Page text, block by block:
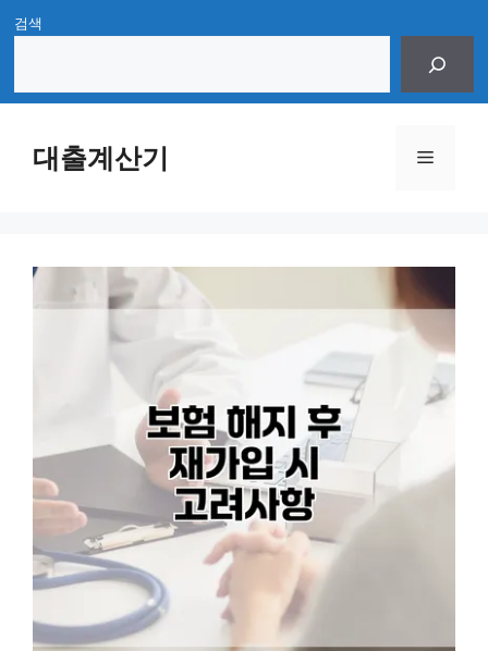
Skip
content
검색
대출계산기 Menu